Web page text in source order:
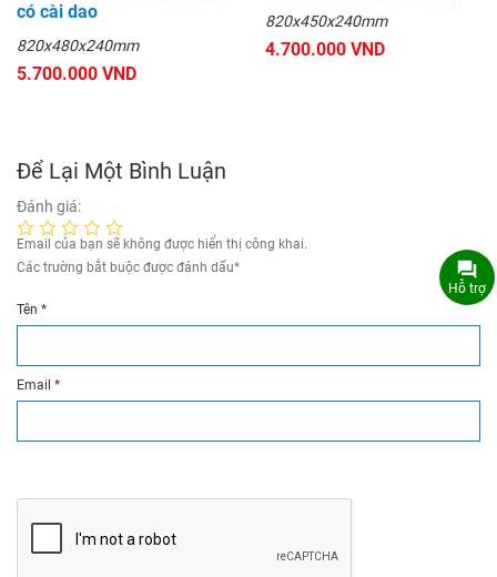
có cài dao
820x480x240mm
5.700.000 VND
820x450x240mm
4.700.000 VND
Để Lại Một Bình Luận
Đánh giá:
Email của bạn sẽ không được hiển thị công khai.
Các trường bắt buộc được đánh dấu*
Tên *
Email *
Hỗ trợ